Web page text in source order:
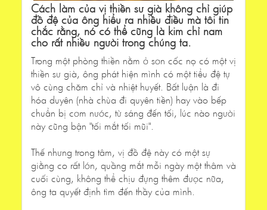
Cách làm của vị thiền sư già không chỉ giúp
đồ đệ của ông hiểu ra nhiều điều mà tôi tin
chắc rằng, nó có thể cũng là kim chỉ nam
cho rất nhiều người trong chúng ta.
Trong một phòng thiền nằm ở sơn cốc nọ có một vị
thiền sư già, ông phát hiện mình có một tiểu đệ tự
vô cùng chăm chỉ và nhiệt huyết. Bất luận là đi
hóa duyên (nhà chùa đi quyên tiền) hay vào bếp
chuẩn bị cơm nước, từ sáng đến tối, lúc nào người
này cũng bận "tối mắt tối mũi".
Thế nhưng trong tâm, vị đồ đệ này có một sự
giằng co rất lớn, quầng mắt mỗi ngày một thâm và
cuối cùng, không thể chịu đựng thêm được nữa,
ông ta quyết định tìm đến thầy của mình.